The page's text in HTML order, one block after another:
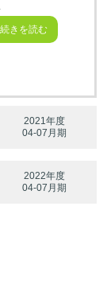
続きを読む
2021年度
04-07月期
2022年度
04-07月期